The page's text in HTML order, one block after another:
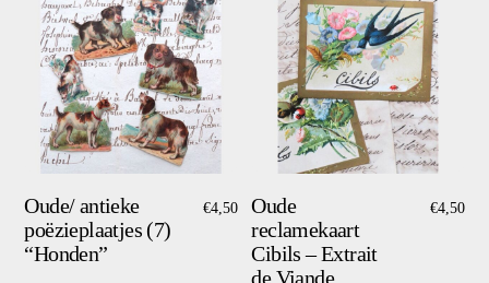
Oude/ antieke
poëzieplaatjes (7)
“Honden”
€4,50
Oude
reclamekaart
Cibils – Extrait
de Viande
€4,50